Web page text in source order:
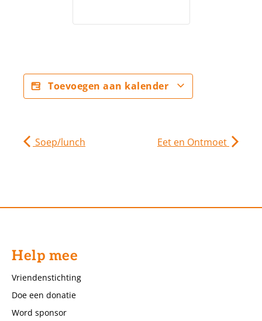
Toevoegen aan kalender
Soep/lunch Eet en Ontmoet
Help mee
Vriendenstichting
Doe een donatie
Word sponsor